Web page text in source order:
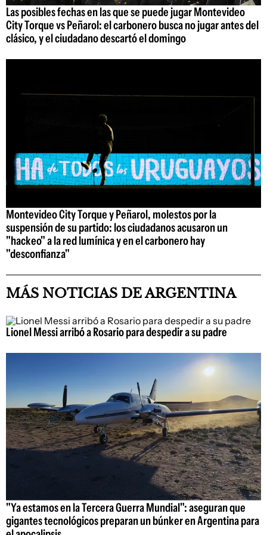
Las posibles fechas en las que se puede jugar Montevideo
City Torque vs Peñarol: el carbonero busca no jugar antes del
clásico, y el ciudadano descartó el domingo
Montevideo City Torque y Peñarol, molestos por la
suspensión de su partido: los ciudadanos acusaron un
"hackeo" a la red lumínica y en el carbonero hay
"desconfianza"
MÁS NOTICIAS DE ARGENTINA
Lionel Messi arribó a Rosario para despedir a su padre
"Ya estamos en la Tercera Guerra Mundial": aseguran que
gigantes tecnológicos preparan un búnker en Argentina para